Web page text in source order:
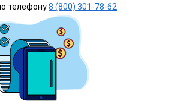
телефону8 (800) 301-78-62